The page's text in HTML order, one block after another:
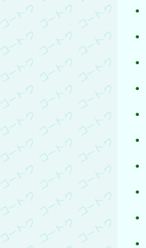
・
・
・
・
・
・
・
・
・